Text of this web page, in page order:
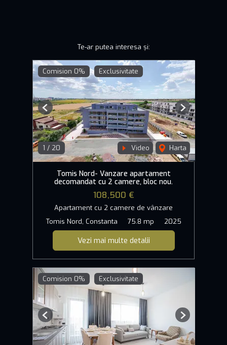
Te-ar putea interesa și:
Comision 0% Exclusivitate
1 / 20 Video Harta
Previous Next
Tomis Nord- Vanzare apartament
decomandat cu 2 camere, bloc nou.
108,500 €
Apartament cu 2 camere de vânzare
Tomis Nord, Constanta
75.8 mp 2025
Vezi mai multe detalii
Comision 0% Exclusivitate
Previous Next